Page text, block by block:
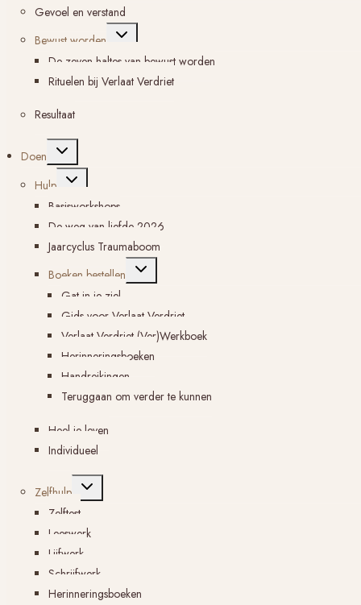
Gevoel en verstand
Bewust worden
Toggle
submenu
De zeven haltes van bewust worden
Rituelen bij Verlaat Verdriet
Resultaat
Doen
Toggle
Hulp
Toggle
submenu
Basisworkshops
De weg van liefde 2026
Jaarcyclus Traumaboom
Boeken bestellen
Toggle
Gat in je ziel
Gids voor Verlaat Verdriet
Verlaat Verdriet (Ver)Werkboek
Herinneringsboeken
Handreikingen
Teruggaan om verder te kunnen
Heel je leven
Individueel
Zelfhulp
Toggle
Zelftest
Leeswerk
Lijfwerk
Schrijfwerk
Herinneringsboeken